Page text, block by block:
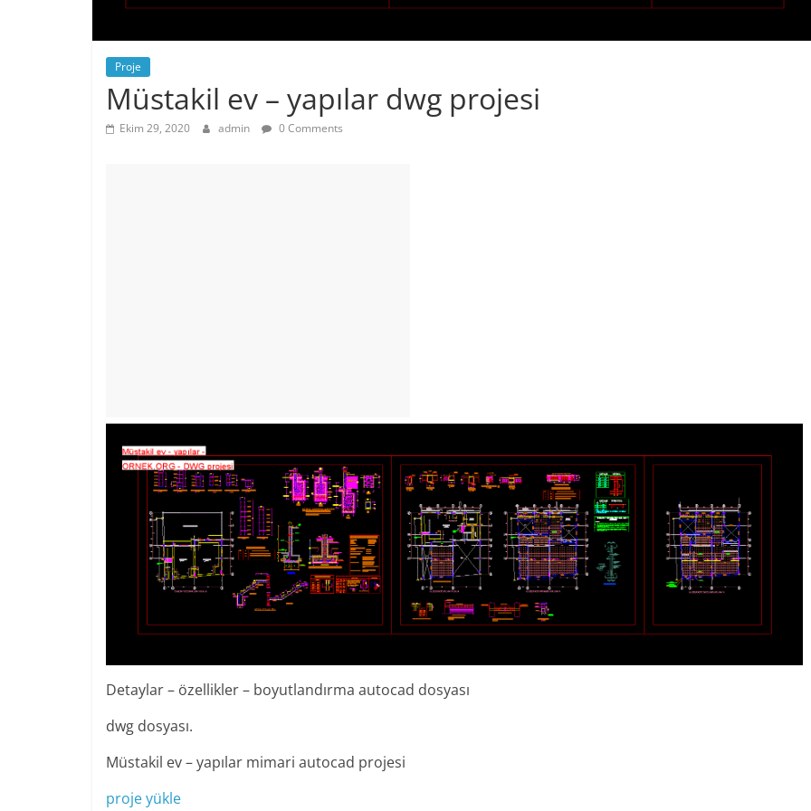
Proje
Müstakil ev – yapılar dwg projesi
Ekim 29, 2020 admin 0 Comments
Detaylar – özellikler – boyutlandırma autocad dosyası
dwg dosyası.
Müstakil ev – yapılar mimari autocad projesi
proje yükle